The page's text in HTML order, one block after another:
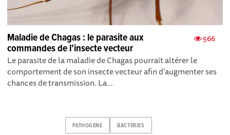
566
Maladie de Chagas : le parasite aux
commandes de l’insecte vecteur
Le parasite de la maladie de Chagas pourrait altérer le
comportement de son insecte vecteur afin d’augmenter ses
chances de transmission. La...
PATHOGENE BACTERIES